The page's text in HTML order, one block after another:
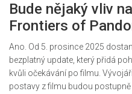
Bude nějaký vliv
Frontiers of
Ano. Od 5. prosince 2025
bezplatný update, který přidá
kvůli očekávání po filmu.
postavy z filmu budou